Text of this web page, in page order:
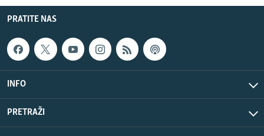
PRATITE NAS
INFO
PRETRAŽI